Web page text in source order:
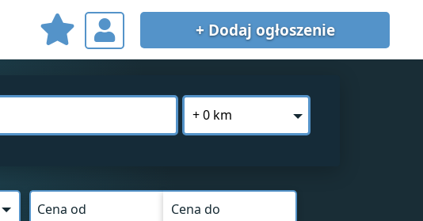
+ Dodaj ogłoszenie
+ 0 km
Cena od Cena do